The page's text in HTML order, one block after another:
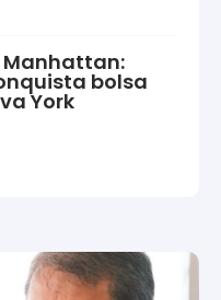
Manhattan:
bolsa
York